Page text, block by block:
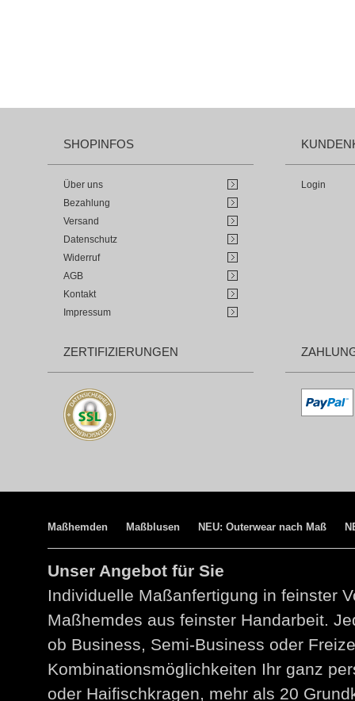
SHOPINFOS
Über uns
Bezahlung
Versand
Datenschutz
Widerruf
AGB
Kontakt
Impressum
Login
ZERTIFIZIERUNGEN
Maßhemden Maßblusen NEU: Outerwear nach Maß
Unser Angebot für Sie
Individuelle Maßanfertigung in feinster
Maßhemdes aus feinster Handarbeit.
ob Business, Semi-Business oder
Kombinationsmöglichkeiten Ihr ganz
oder Haifischkragen, mehr als 20